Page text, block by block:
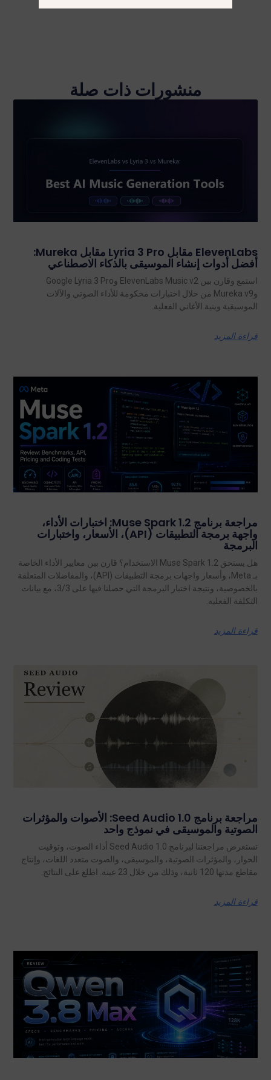
منشورات ذات صلة
ElevenLabs مقابل Lyria 3 Pro مقابل Mureka:
أفضل أدوات إنشاء الموسيقى بالذكاء الاصطناعي
استمع وقارن بين ElevenLabs Music v2 وGoogle Lyria 3 Pro
وMureka v9 من خلال اختبارات محكومة للأداء الصوتي والآلات
الموسيقية وبنية الأغاني الفعلية.
قراءة المزيد
مراجعة برنامج Muse Spark 1.2: اختبارات الأداء،
واجهة برمجة التطبيقات (API)، الأسعار، واختبارات
البرمجة
هل يستحق Muse Spark 1.2 الاستخدام؟ قارن بين معايير الأداء الخاصة
بـ Meta، وأسعار واجهات برمجة التطبيقات (API)، والمفاضلات المتعلقة
بالخصوصية، ونتيجة اختبار البرمجة التي حصلنا فيها على 3/3، مع بيانات
التكلفة الفعلية.
قراءة المزيد
مراجعة برنامج Seed Audio 1.0: الأصوات والمؤثرات
الصوتية والموسيقى في نموذج واحد
تستعرض مراجعتنا لبرنامج Seed Audio 1.0 أداء الصوت، وتوقيت
الحوار، والمؤثرات الصوتية، والموسيقى، والصوت متعدد اللغات، وإنتاج
مقاطع مدتها 120 ثانية، وذلك من خلال 23 عينة. اطلع على النتائج.
قراءة المزيد